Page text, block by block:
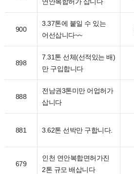
900
3.37톤에 붙일 수 있는
어선삽니다~~
898
7.31톤 선체(선적있는 배)
만 구입합니다
888
전남권3톤미만 어업허가
삽니다
881 3.62톤 선박만 구합니다.
679
인천 연안복합면허가진
2톤 규모 배삽니다